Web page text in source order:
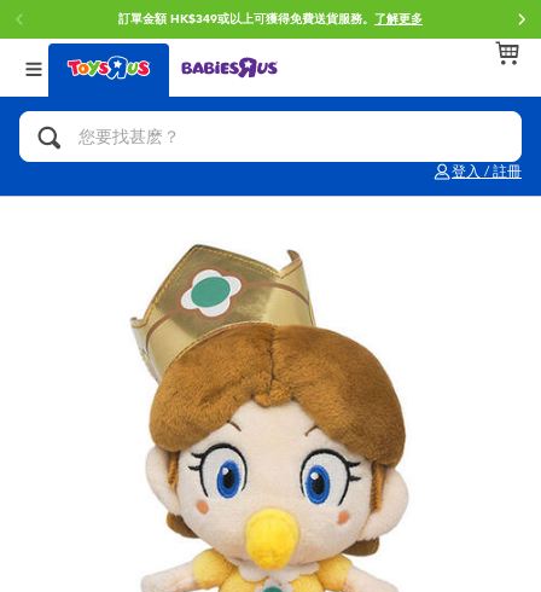
訂單金額 HK$349或以上可獲得免費送貨服務。 了解更多
登入 / 註冊
返回
分類目錄
人氣英雄,角色扮演,射擊玩具
拼砌組合及樂高LEGO
玩具車,貨車,火車及遙控系列
手工藝,文具,蠟筆,泥膠,畫板
娃娃, 芭比,收藏公仔
返回
品牌
Brunch Brother 早午餐兄弟
Spider-Man蜘蛛俠
Mini Brands
Play-Doh培樂多
Pokemon寶可夢
返回
年齢
0~2歳
8~11歳
12~14歳
14歳以上